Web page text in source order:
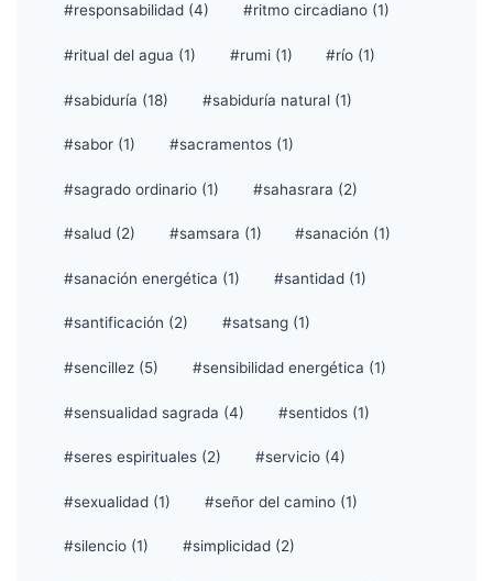
#responsabilidad (4) #ritmo circadiano (1)
#ritual del agua (1) #rumi (1) #río (1)
#sabiduría (18) #sabiduría natural (1)
#sabor (1) #sacramentos (1)
#sagrado ordinario (1) #sahasrara (2)
#salud (2) #samsara (1) #sanación (1)
#sanación energética (1) #santidad (1)
#santificación (2) #satsang (1)
#sencillez (5) #sensibilidad energética (1)
#sensualidad sagrada (4) #sentidos (1)
#seres espirituales (2) #servicio (4)
#sexualidad (1) #señor del camino (1)
#silencio (1) #simplicidad (2)